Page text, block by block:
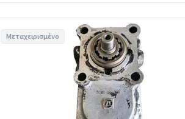
Μεταχειρισμένο